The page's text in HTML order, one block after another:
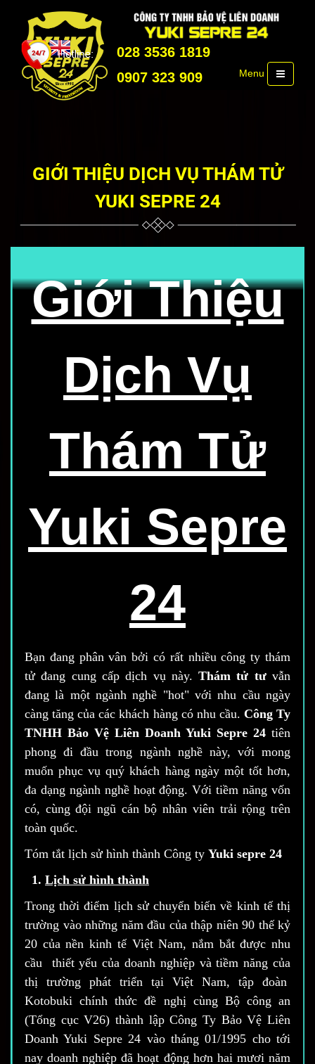
028 3536 1819
0907 323 909
Menu
GIỚI THIỆU DỊCH VỤ THÁM TỬ
YUKI SEPRE 24
Giới Thiệu
Dịch Vụ
Thám Tử
Yuki Sepre
24
Bạn đang phân vân bởi có rất nhiều công ty thám
tử đang cung cấp dịch vụ này.Thám tử tưvẫn
đang là một ngành nghề "hot" với nhu cầu ngày
càng tăng của các khách hàng có nhu cầu. Công Ty
TNHH Bảo Vệ Liên Doanh Yuki Sepre 24 tiên
phong đi đầu trong ngành nghề này, với mong
muốn phục vụ quý khách hàng ngày một tốt hơn,
đa dạng ngành nghề hoạt động. Với tiềm năng vốn
có, cùng đội ngũ cán bộ nhân viên trải rộng trên
toàn quốc.
Tóm tắt lịch sử hình thành Công ty Yuki sepre 24
1. Lịch sử hình thành
Trong thời điểm lịch sử chuyển biến về kinh tế thị
trường vào những năm đầu của thập niên 90 thế kỷ
20 của nền kinh tế Việt Nam, nắm bắt được nhu
cầu thiết yếu của doanh nghiệp và tiềm năng của
thị trường phát triển tại Việt Nam, tập đoàn
Kotobuki chính thức đề nghị cùng Bộ công an
(Tổng cục V26) thành lập Công Ty Bảo Vệ Liên
Doanh Yuki Sepre 24 vào tháng 01/1995 cho tới
nay doanh nghiệp đã hoạt động hơn hai mươi năm